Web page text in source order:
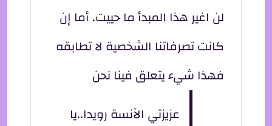
لن اغير هذا المبدأ ما حييت. أما إن
كانت تصرفاتنا الشخصية لا تطابقه
فهذا شيء يتعلق فينا نحن
عزيزتي الآنسة رويدا..يا